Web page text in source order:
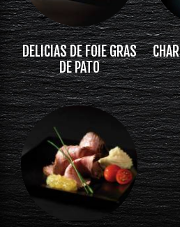
DELICIAS DE FOIE GRAS
DE PATO